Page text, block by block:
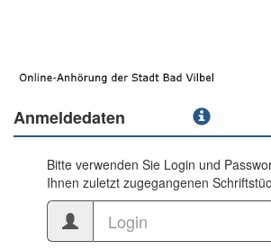
Anmeldedaten
Bitte verwenden Sie Login und
Ihnen zuletzt zugegangenen